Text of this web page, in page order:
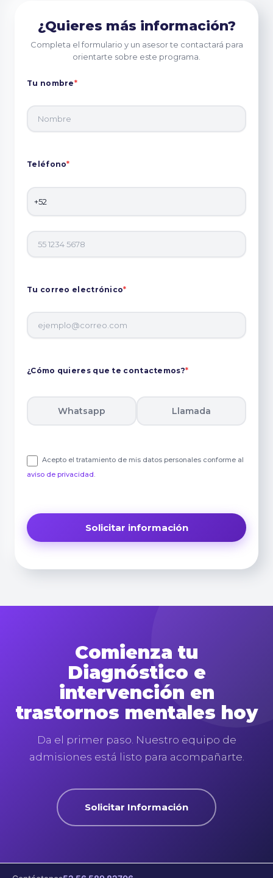
¿Quieres más información?
Completa el formulario y un asesor te contactará para
orientarte sobre este programa.
Tu nombre*
Teléfono*
Tu correo electrónico*
¿Cómo quieres que te contactemos?*
Whatsapp Llamada
Acepto el tratamiento de mis datos personales conforme al
aviso de privacidad.
Comienza tu
Diagnóstico e
intervención en
trastornos mentales hoy
Da el primer paso. Nuestro equipo de
admisiones está listo para acompañarte.
Solicitar Información